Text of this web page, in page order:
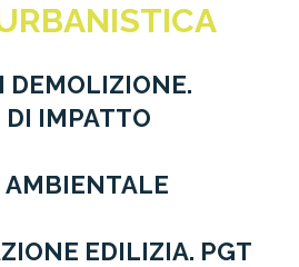
DEMOLIZIONE.
IMPATTO
EDILIZIA. PGT